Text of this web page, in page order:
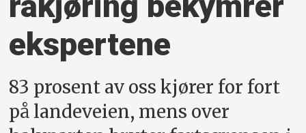
ekspertene
83 prosent av oss kjører for fort
på landeveien, mens over